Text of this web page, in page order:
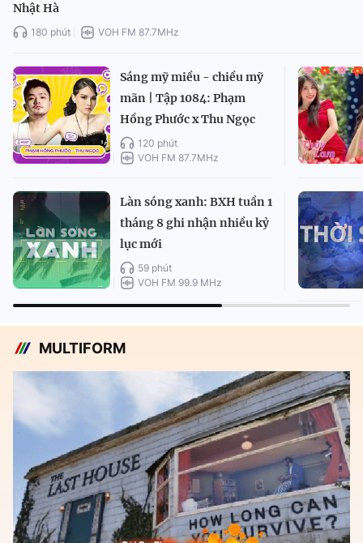
Nhật Hà
180 phút VOH FM 87.7MHz
Sáng mỹ miều - chiều mỹ
mãn | Tập 1084: Phạm
Hồng Phước x Thu Ngọc
120 phút
VOH FM 87.7MHz
Làn sóng xanh: BXH tuần 1
tháng 8 ghi nhận nhiều kỷ
lục mới
59 phút
VOH FM 99.9 MHz
MULTIFORM